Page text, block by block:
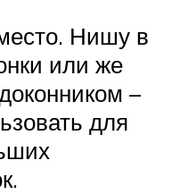
Нишу в
или же
–
для